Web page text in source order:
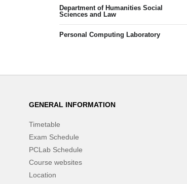
Department of Humanities Social
Sciences and Law
Personal Computing Laboratory
GENERAL INFORMATION
Timetable
Exam Schedule
PCLab Schedule
Course websites
Location